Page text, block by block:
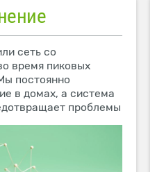
сеть со
время пиковых
постоянно
в домах, а система
проблемы